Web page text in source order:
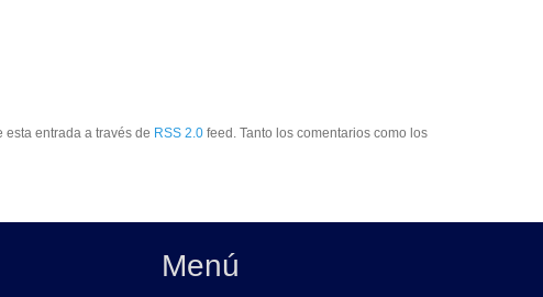
esta entrada a través de RSS 2.0 feed. Tanto los comentarios como los
Menú